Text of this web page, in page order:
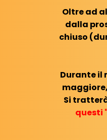
Oltre ad
dalla
chiuso
Durante il
Si
questi